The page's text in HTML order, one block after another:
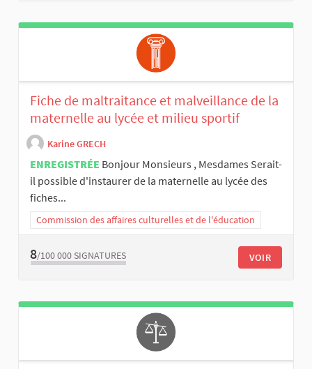
Fiche de maltraitance et malveillance de la
maternelle au lycée et milieu sportif
Karine GRECH
ENREGISTRÉE Bonjour Monsieurs , Mesdames Serait-
il possible d'instaurer de la maternelle au lycée des
fiches...
Commission des affaires culturelles et de l'éducation
8/100 000 SIGNATURES VOIR